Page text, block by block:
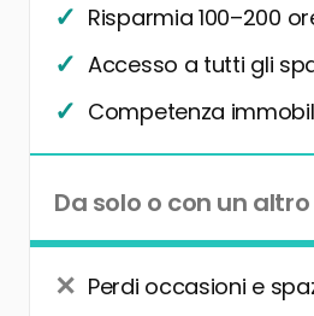
Risparmia 100–200
Accesso a tutti gli
Competenza
Da solo o con un
Perdi occasioni e